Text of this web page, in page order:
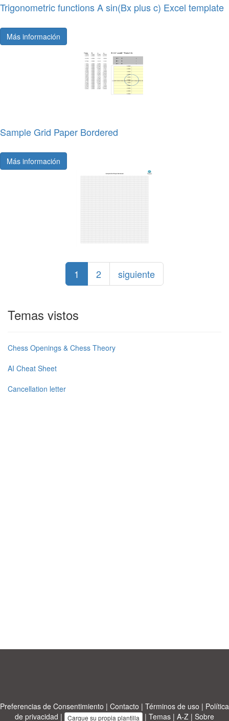
Trigonometric functions A sin(Bx plus c) Excel template
Más información
Sample Grid Paper Bordered
Más información
1 2 siguiente
Temas vistos
Chess Openings & Chess Theory
AI Cheat Sheet
Cancellation letter
Preferencias de Consentimiento | Contacto | Términos de uso | Política
de privacidad | Cargue su propia plantilla | Temas | A-Z | Sobre